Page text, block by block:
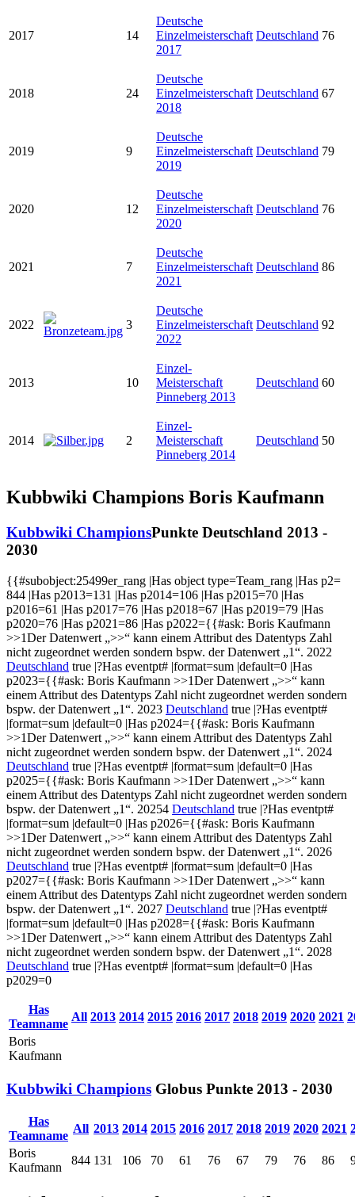
2017 14
Deutsche
Einzelmeisterschaft
2017
Deutschland 76
2018 24
Deutsche
Einzelmeisterschaft
2018
Deutschland 67
2019 9
Deutsche
Einzelmeisterschaft
2019
Deutschland 79
2020 12
Deutsche
Einzelmeisterschaft
2020
Deutschland 76
2021 7
Deutsche
Einzelmeisterschaft
2021
Deutschland 86
2022 3
Deutsche
Einzelmeisterschaft
2022
Deutschland 92
2013 10
Einzel-
Meisterschaft
Pinneberg 2013
Deutschland 60
2014 2
Einzel-
Meisterschaft
Pinneberg 2014
Deutschland 50
Kubbwiki Champions Boris Kaufmann
Kubbwiki ChampionsPunkte Deutschland 2013 -
2030
{{#subobject:25499er_rang |Has object type=Team_rang |Has p2=
844 |Has p2013=131 |Has p2014=106 |Has p2015=70 |Has
p2016=61 |Has p2017=76 |Has p2018=67 |Has p2019=79 |Has
p2020=76 |Has p2021=86 |Has p2022={{#ask: Boris Kaufmann
>>1Der Datenwert „>>“ kann einem Attribut des Datentyps Zahl
nicht zugeordnet werden sondern bspw. der Datenwert „1“. 2022
Deutschland true |?Has eventpt# |format=sum |default=0 |Has
p2023={{#ask: Boris Kaufmann >>1Der Datenwert „>>“ kann
einem Attribut des Datentyps Zahl nicht zugeordnet werden sondern
bspw. der Datenwert „1“. 2023 Deutschland true |?Has eventpt#
|format=sum |default=0 |Has p2024={{#ask: Boris Kaufmann
>>1Der Datenwert „>>“ kann einem Attribut des Datentyps Zahl
nicht zugeordnet werden sondern bspw. der Datenwert „1“. 2024
Deutschland true |?Has eventpt# |format=sum |default=0 |Has
p2025={{#ask: Boris Kaufmann >>1Der Datenwert „>>“ kann
einem Attribut des Datentyps Zahl nicht zugeordnet werden sondern
bspw. der Datenwert „1“. 20254 Deutschland true |?Has eventpt#
|format=sum |default=0 |Has p2026={{#ask: Boris Kaufmann
>>1Der Datenwert „>>“ kann einem Attribut des Datentyps Zahl
nicht zugeordnet werden sondern bspw. der Datenwert „1“. 2026
Deutschland true |?Has eventpt# |format=sum |default=0 |Has
p2027={{#ask: Boris Kaufmann >>1Der Datenwert „>>“ kann
einem Attribut des Datentyps Zahl nicht zugeordnet werden sondern
bspw. der Datenwert „1“. 2027 Deutschland true |?Has eventpt#
|format=sum |default=0 |Has p2028={{#ask: Boris Kaufmann
>>1Der Datenwert „>>“ kann einem Attribut des Datentyps Zahl
nicht zugeordnet werden sondern bspw. der Datenwert „1“. 2028
Deutschland true |?Has eventpt# |format=sum |default=0 |Has
p2029=0
Has
Teamname
All 2013 2014 2015 2016 2017 2018 2019 2020 2021
Boris
Kaufmann
Kubbwiki Champions Globus Punkte 2013 - 2030
Has
Teamname
All 2013 2014 2015 2016 2017 2018 2019 2020 2021
Boris
Kaufmann
844 131 106 70 61 76 67 79 76 86